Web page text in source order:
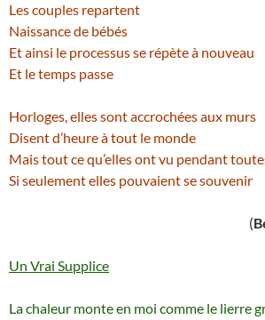
Les couples repartent
Naissance de bébés
Et ainsi le processus se répète à nouveau
Et le temps passe
Horloges, elles sont accrochées aux murs
Disent d’heure à tout le monde
Mais tout ce qu’elles ont vu pendant
Si seulement elles pouvaient se souvenir
(
Un Vrai Supplice
La chaleur monte en moi comme le lierre